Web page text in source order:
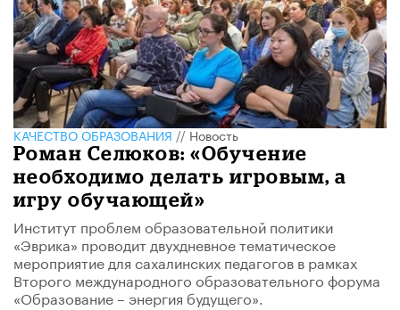
КАЧЕСТВО ОБРАЗОВАНИЯ//Новость
Роман Селюков: «Обучение
необходимо делать игровым, а
игру обучающей»
​Институт проблем образовательной политики
«Эврика» проводит двухдневное тематическое
мероприятие для сахалинских педагогов в рамках
Второго международного образовательного форума
«Образование – энергия будущего».